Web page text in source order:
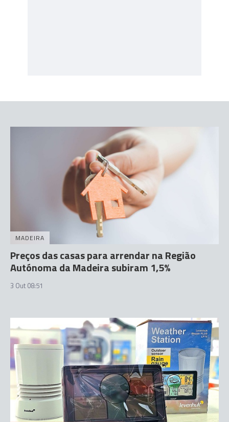
MADEIRA
Preços das casas para arrendar na Região
Autónoma da Madeira subiram 1,5%
3 Out 08:51